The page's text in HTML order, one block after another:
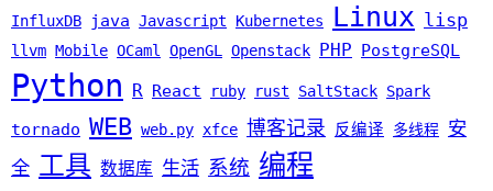
InfluxDB java Javascript Kubernetes Linux lisp
llvm Mobile OCaml OpenGL Openstack PHP PostgreSQL
Python R React ruby rust SaltStack Spark
tornado WEB web.py xfce 博客记录 反编译 多线程 安
全 工具 数据库 生活 系统 编程